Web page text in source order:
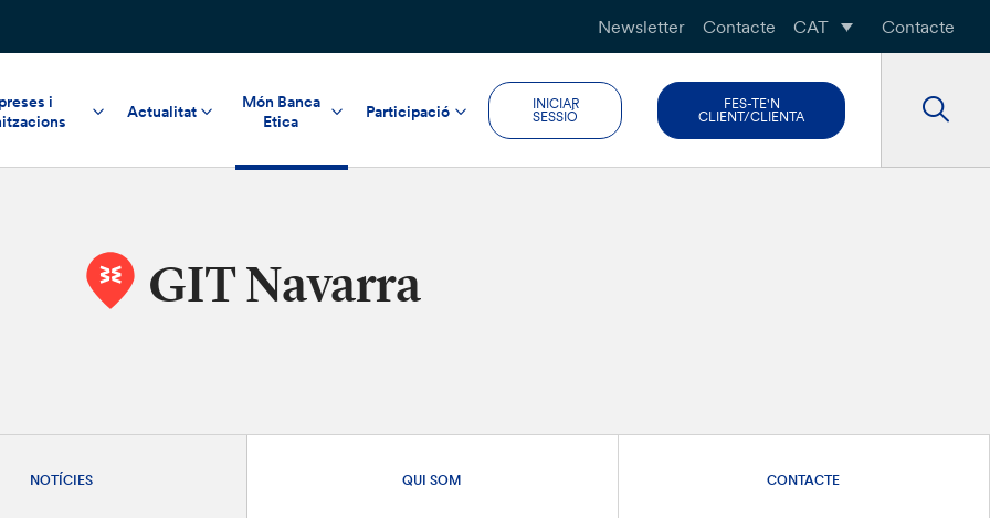
Newsletter Contacte CAT Contacte
i
Actualitat
Món Banca
Etica
Participació
INICIAR
SESSIÓ
FES-TE'N
CLIENT/CLIENTA
GIT Navarra
NOTÍCIES QUI SOM CONTACTE